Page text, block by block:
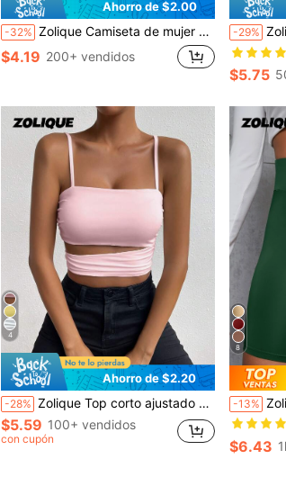
Ahorro de $2.00
-32% Zolique Camiseta de mujer de manga corta de cuello redondo metálica de colores múltiples, top holgado para primavera/verano
$4.19 200+ vendidos
-29% Zolique
$5.75
4
Ahorro de $2.20
-28% Zolique Top corto ajustado de mujer de unicolor con diseño calado
$5.59 100+ vendidos
con cupón
8
-13%
¡Casi
¡Casi
¡Casi
¡Casi
$6.43